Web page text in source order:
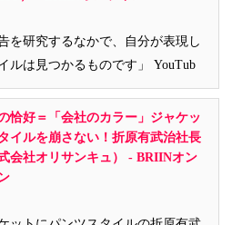
を研究するなかで、自分が表現し
ルは見つかるものです」 YouTub
恰好＝「会社のカラー」ジャケッ
イルを崩さない！折原有武治社長
式会社オリサンキュ） - BRIINオン